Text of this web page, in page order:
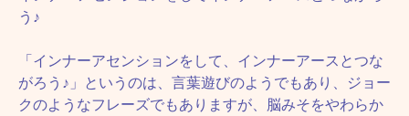
う♪
「インナーアセンションをして、インナーアースとつな
がろう♪」というのは、言葉遊びのようでもあり、ジョー
クのようなフレーズでもありますが、脳みそをやわらか